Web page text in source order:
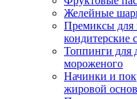
Желейные
Премиксы для
кондитерские
Топпинги для
мороженого
Начинки и
жировой